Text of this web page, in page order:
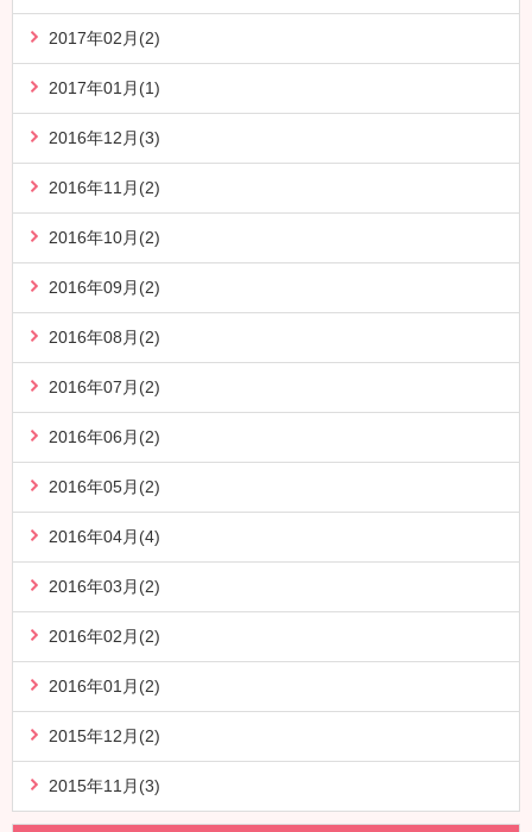
2017年02月(2)
2017年01月(1)
2016年12月(3)
2016年11月(2)
2016年10月(2)
2016年09月(2)
2016年08月(2)
2016年07月(2)
2016年06月(2)
2016年05月(2)
2016年04月(4)
2016年03月(2)
2016年02月(2)
2016年01月(2)
2015年12月(2)
2015年11月(3)